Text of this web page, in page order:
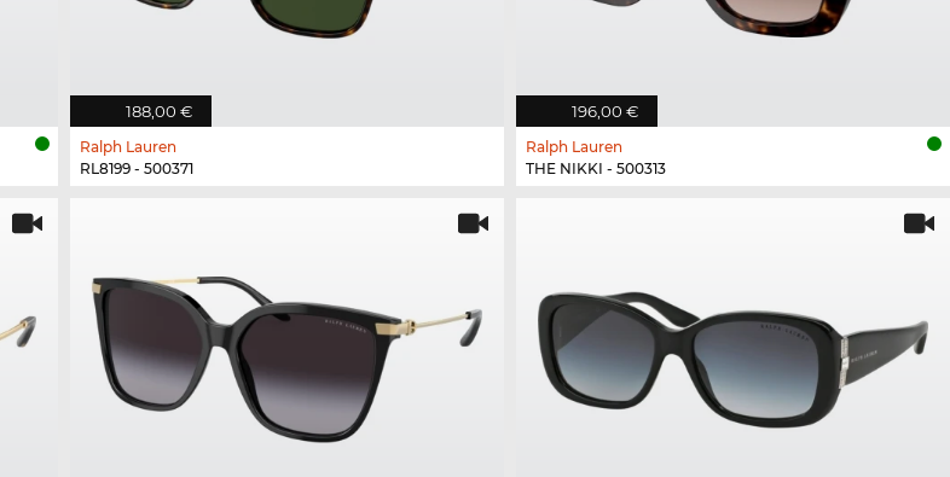
188,00 €
Ralph Lauren
RL8199 - 500371
196,00 €
Ralph Lauren
THE NIKKI - 500313